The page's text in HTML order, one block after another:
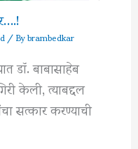
/ Bybrambedkar
डॉ. बाबासाहेब
केली, त्याबद्दल
सत्कार करण्याची